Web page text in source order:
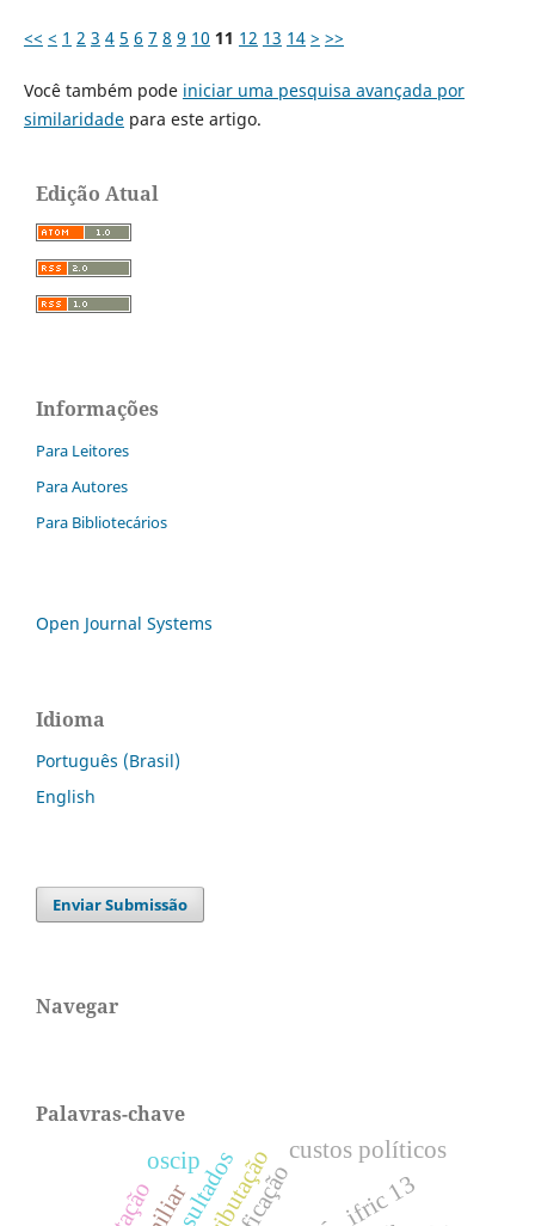
<< < 1 2 3 4 5 6 7 8 9 10 11 12 13 14 > >>
Você também pode iniciar uma pesquisa avançada por
similaridadepara este artigo.
Edição Atual
Informações
Para Leitores
Para Autores
Para Bibliotecários
Open Journal Systems
Idioma
Português (Brasil)
English
Enviar Submissão
Navegar
Palavras-chave
tributação
oscip custos políticos
ifric 13